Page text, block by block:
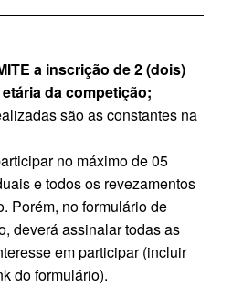
a inscrição de 2 (dois)
da competição;
são as constantes na
no máximo de 05
e todos os revezamentos
Porém, no formulário de
deverá assinalar todas as
em participar (incluir
do formulário).